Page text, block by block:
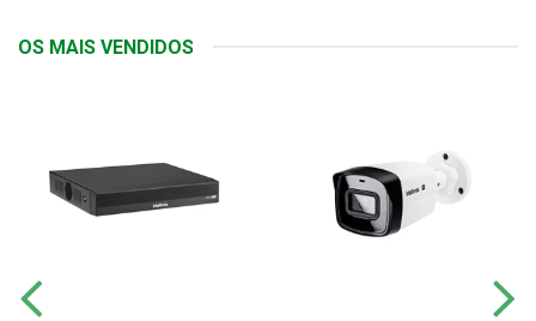
OS MAIS VENDIDOS